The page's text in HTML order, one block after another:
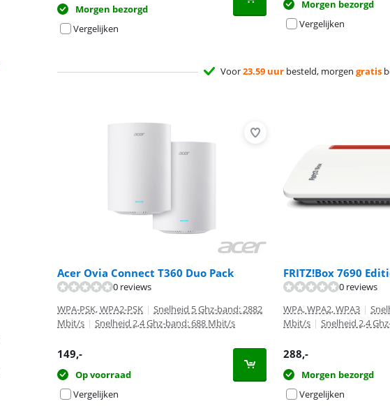
Morgen bezorgd
Vergelijken
Morgen bezorgd
Vergelijken
Voor23.59 uur besteld, morgen gratis
Acer Ovia Connect T360 Duo Pack
0 reviews
WPA-PSK, WPA2-PSK | Snelheid 5 Ghz-band: 2882
Mbit/s | Snelheid 2,4 Ghz-band: 688 Mbit/s
149,-
Op voorraad
Vergelijken
FRITZ!Box 7690
0 reviews
WPA, WPA2, WPA3 |
Mbit/s | Snelheid 2,4
288,-
Morgen bezorgd
Vergelijken